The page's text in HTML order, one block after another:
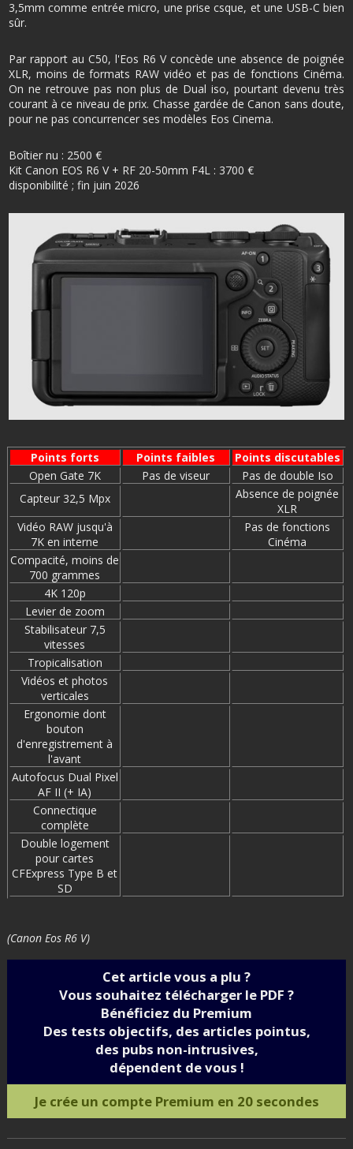
3,5mm comme entrée micro, une prise csque, et une USB-C bien
sûr.
Par rapport au C50, l'Eos R6 V concède une absence de poignée
XLR, moins de formats RAW vidéo et pas de fonctions Cinéma.
On ne retrouve pas non plus de Dual iso, pourtant devenu très
courant à ce niveau de prix. Chasse gardée de Canon sans doute,
pour ne pas concurrencer ses modèles Eos Cinema.
Boîtier nu : 2500 €
Kit Canon EOS R6 V + RF 20-50mm F4L : 3700 €
disponibilité ; fin juin 2026
Points forts Points faibles
Points discutables
Open Gate 7K
Pas de viseur
Pas de double Iso
Capteur 32,5 Mpx
Absence de poignée
XLR
Vidéo RAW jusqu'à
7K en interne
Pas de fonctions
Cinéma
Compacité, moins de
700 grammes
4K 120p
Levier de zoom
Stabilisateur 7,5
vitesses
Tropicalisation
Vidéos et photos
verticales
Ergonomie dont
bouton
d'enregistrement à
l'avant
Autofocus Dual Pixel
AF II (+ IA)
Connectique
complète
Double logement
pour cartes
CFExpress Type B et
SD
(Canon Eos R6 V)
Cet article vous a plu ?
Vous souhaitez télécharger le PDF ?
Bénéficiez du Premium
Des tests objectifs, des articles pointus,
des pubs non-intrusives,
dépendent de vous !
Je crée un compte Premium en 20 secondes